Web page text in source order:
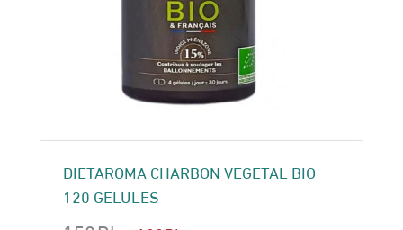
DIETAROMA CHARBON VEGETAL BIO
120 GELULES